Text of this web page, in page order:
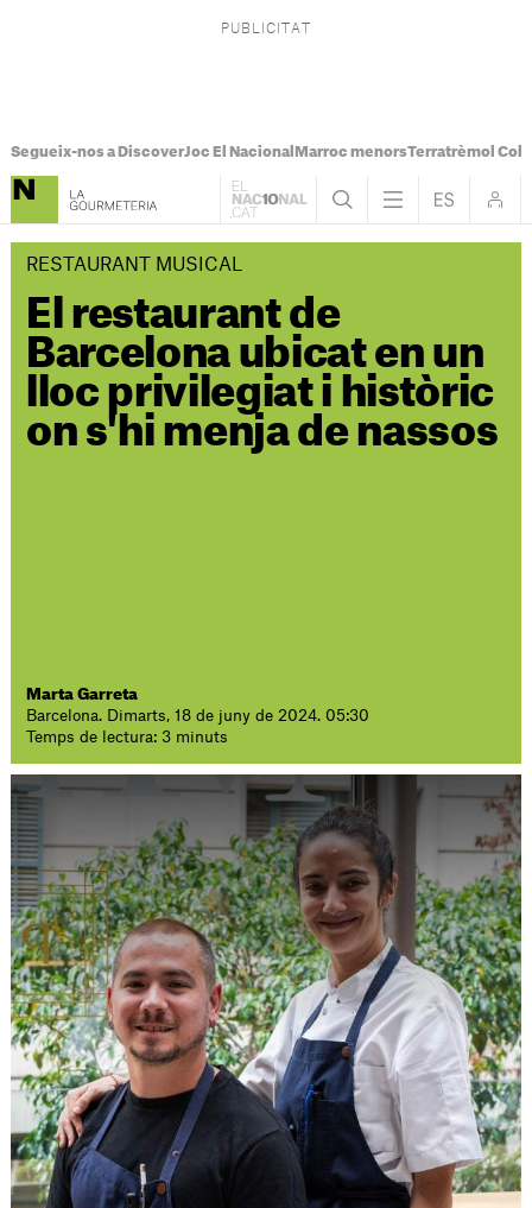
Segueix-nos a DiscoverJoc El Nacional Marroc menorsTerratrèmol
RESTAURANT MUSICAL
El restaurant de
Barcelona ubicat en un
lloc privilegiat i històric
on s'hi menja de nassos
Marta Garreta
Barcelona. Dimarts, 18 de juny de 2024. 05:30
Temps de lectura: 3 minuts